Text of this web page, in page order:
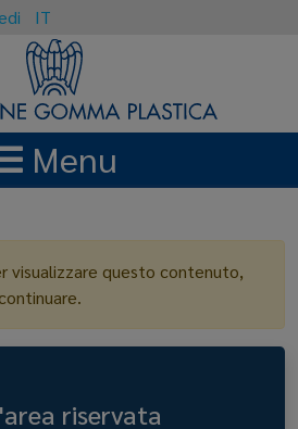
IT
Menu
visualizzare questo contenuto,
riservata